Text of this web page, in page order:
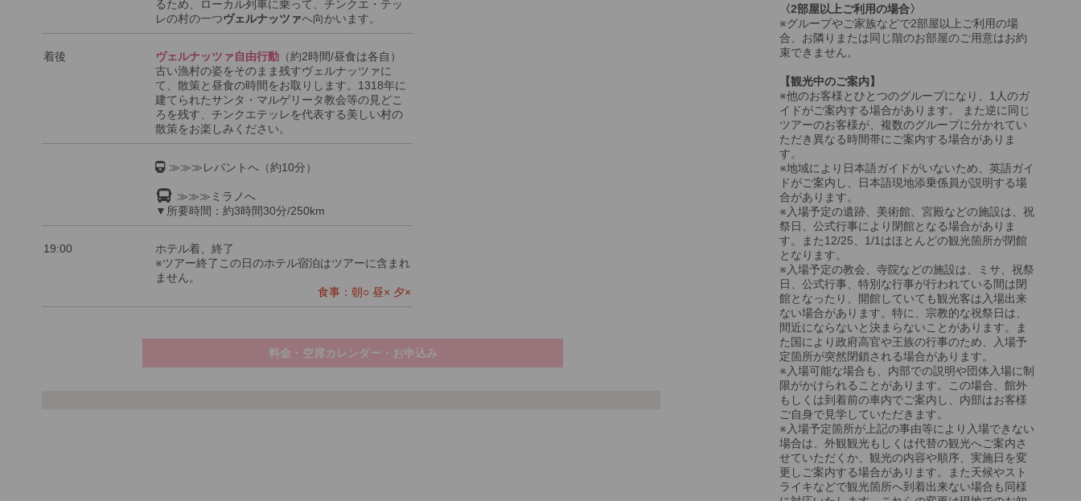
るため、ローカル列車に乗って、チンクエ・テッ
レの村の一つヴェルナッツァへ向かいます。
着後 ヴェルナッツァ自由行動 （約2時間/昼食は各自）
古い漁村の姿をそのまま残すヴェルナッツァに
て、散策と昼食の時間をお取りします。1318年に
建てられたサンタ・マルゲリータ教会等の見どこ
ろを残す、チンクエテッレを代表する美しい村の
散策をお楽しみください。
≫≫≫レバントへ（約10分）
≫≫≫ミラノへ
▼所要時間：約3時間30分/250km
19:00
ホテル着、終了
※ツアー終了この日のホテル宿泊はツアーに含まれ
ません。
食事：朝○ 昼× 夕×
料金・空席カレンダー・お申込み
〈2部屋以上ご利用の場合〉
※グループやご家族などで2部屋以上ご利用の場
合、お隣りまたは同じ階のお部屋のご用意はお約
束できません。
【観光中のご案内】
※他のお客様とひとつのグループになり、1人のガ
イドがご案内する場合があります。 また逆に同じ
ツアーのお客様が、複数のグループに分かれてい
ただき異なる時間帯にご案内する場合がありま
す。
※地域により日本語ガイドがいないため、英語ガイ
ドがご案内し、日本語現地添乗係員が説明する場
合があります。
※入場予定の遺跡、美術館、宮殿などの施設は、祝
祭日、公式行事により閉館となる場合がありま
す。また12/25、1/1はほとんどの観光箇所が閉館
となります。
※入場予定の教会、寺院などの施設は、ミサ、祝祭
日、公式行事、特別な行事が行われている間は閉
館となったり、開館していても観光客は入場出来
ない場合があります。特に、宗教的な祝祭日は、
間近にならないと決まらないことがあります。ま
た国により政府高官や王族の行事のため、入場予
定箇所が突然閉鎖される場合があります。
※入場可能な場合も、内部での説明や団体入場に制
限がかけられることがあります。この場合、館外
もしくは到着前の車内でご案内し、内部はお客様
ご自身で見学していただきます。
※入場予定箇所が上記の事由等により入場できない
場合は、外観観光もしくは代替の観光へご案内さ
せていただくか、観光の内容や順序、実施日を変
更しご案内する場合があります。また天候やスト
ライキなどで観光箇所へ到着出来ない場合も同様